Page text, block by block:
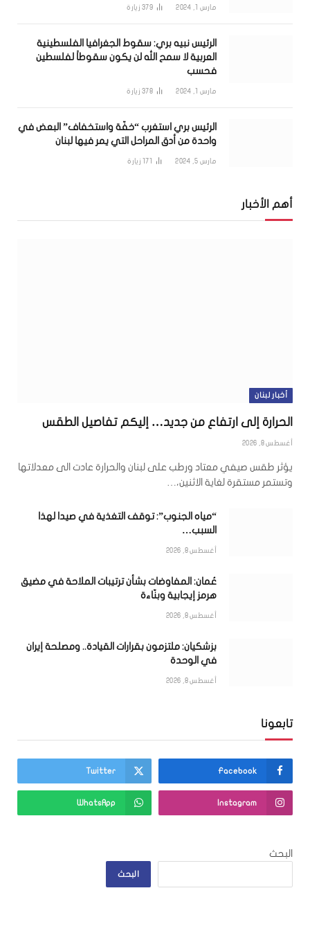
مارس 1, 2024 379 زيارة
الرئيس نبيه بري: سقوط الجغرافيا الفلسطينية
العربية لا سمح الله لن يكون سقوطاً لفلسطين
فحسب
مارس 1, 2024 378 زيارة
الرئيس بري استغرب “خفّة واستخفاف” البعض في
واحدة من أدق المراحل التي يمر فيها لبنان
مارس 5, 2024 171 زيارة
أهم الأخبار
أخبار لبنان
الحرارة إلى ارتفاع من جديد… إليكم تفاصيل الطقس
أغسطس 8, 2026
يؤثر طقس صيفي معتاد ورطب على لبنان والحرارة عادت الى معدلاتها
وتستمر مستقرة لغاية الاثنين،…
“مياه الجنوب”: توقف التغذية في صيدا لهذا
السبب…
أغسطس 8, 2026
عُمان: المفاوضات بشأن ترتيبات الملاحة في مضيق
هرمز إيجابية وبنّاءة
أغسطس 8, 2026
بزشكيان: ملتزمون بقرارات القيادة.. ومصلحة إيران
في الوحدة
أغسطس 8, 2026
تابعونا
Facebook
Twitter
Instagram
WhatsApp
البحث
البحث